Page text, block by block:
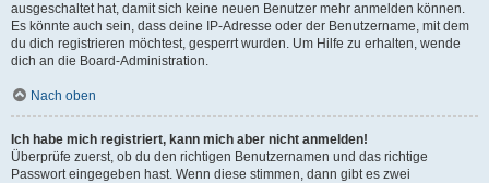
ausgeschaltet hat, damit sich keine neuen Benutzer mehr anmelden können.
Es könnte auch sein, dass deine IP-Adresse oder der Benutzername, mit dem
du dich registrieren möchtest, gesperrt wurden. Um Hilfe zu erhalten, wende
dich an die Board-Administration.
Nach oben
Ich habe mich registriert, kann mich aber nicht anmelden!
Überprüfe zuerst, ob du den richtigen Benutzernamen und das richtige
Passwort eingegeben hast. Wenn diese stimmen, dann gibt es zwei